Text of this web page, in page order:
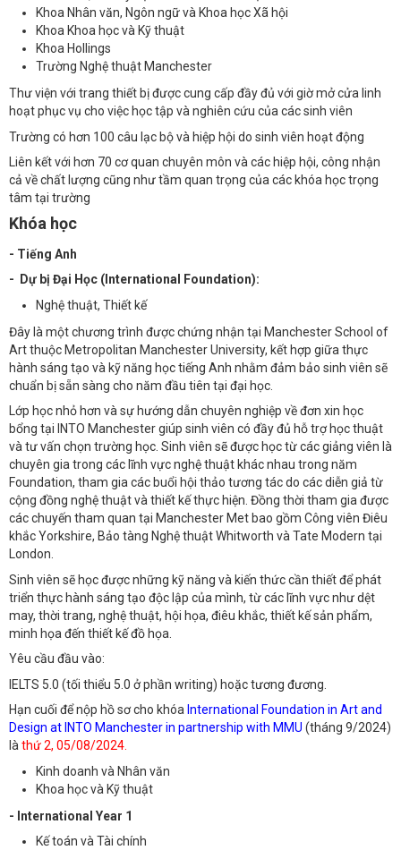
Khoa Nhân văn, Ngôn ngữ và Khoa học Xã hội
Khoa Khoa học và Kỹ thuật
Khoa Hollings
Trường Nghệ thuật Manchester
Thư viện với trang thiết bị được cung cấp đầy đủ với giờ mở cửa linh
hoạt phục vụ cho việc học tập và nghiên cứu của các sinh viên
Trường có hơn 100 câu lạc bộ và hiệp hội do sinh viên hoạt động
Liên kết với hơn 70 cơ quan chuyên môn và các hiệp hội, công nhận
cả về chất lượng cũng như tầm quan trọng của các khóa học trọng
tâm tại trường
Khóa học
- Tiếng Anh
- Dự bị Đại Học (International Foundation):
Nghệ thuật, Thiết kế
Đây là một chương trình được chứng nhận tại Manchester School of
Art thuộc Metropolitan Manchester University, kết hợp giữa thực
hành sáng tạo và kỹ năng học tiếng Anh nhằm đảm bảo sinh viên sẽ
chuẩn bị sẵn sàng cho năm đầu tiên tại đại học.
Lớp học nhỏ hơn và sự hướng dẫn chuyên nghiệp về đơn xin học
bổng tại INTO Manchester giúp sinh viên có đầy đủ hỗ trợ học thuật
và tư vấn chọn trường học. Sinh viên sẽ được học từ các giảng viên là
chuyên gia trong các lĩnh vực nghệ thuật khác nhau trong năm
Foundation, tham gia các buổi hội thảo tương tác do các diễn giả từ
cộng đồng nghệ thuật và thiết kế thực hiện. Đồng thời tham gia được
các chuyến tham quan tại Manchester Met bao gồm Công viên Điêu
khắc Yorkshire, Bảo tàng Nghệ thuật Whitworth và Tate Modern tại
London.
Sinh viên sẽ học được những kỹ năng và kiến thức cần thiết để phát
triển thực hành sáng tạo độc lập của mình, từ các lĩnh vực như dệt
may, thời trang, nghệ thuật, hội họa, điêu khắc, thiết kế sản phẩm,
minh họa đến thiết kế đồ họa.
Yêu cầu đầu vào:
IELTS 5.0 (tối thiểu 5.0 ở phần writing) hoặc tương đương.
Hạn cuối để nộp hồ sơ cho khóa International Foundation in Art and
Design at INTO Manchester in partnership with MMU (tháng 9/2024)
là thứ 2, 05/08/2024.
Kinh doanh và Nhân văn
Khoa học và Kỹ thuật
- International Year 1
Kế toán và Tài chính